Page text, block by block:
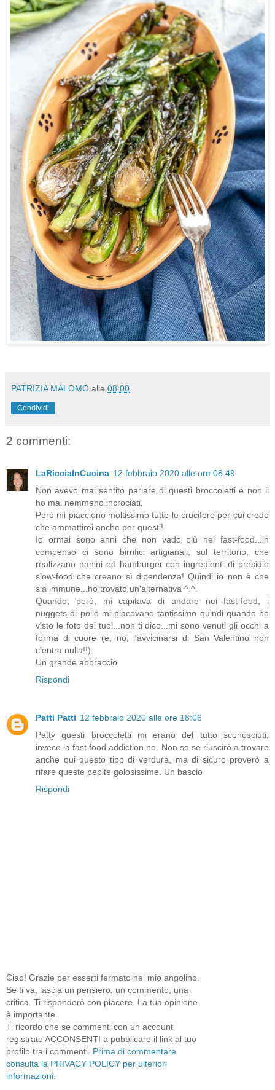
PATRIZIA MALOMO alle 08:00
Condividi
2 commenti:
LaRicciaInCucina 12 febbraio 2020 alle ore 08:49
Non avevo mai sentito parlare di questi broccoletti e non li
ho mai nemmeno incrociati.
Però mi piacciono moltissimo tutte le crucifere per cui credo
che ammattirei anche per questi!
Io ormai sono anni che non vado più nei fast-food...in
compenso ci sono birrifici artigianali, sul territorio, che
realizzano panini ed hamburger con ingredienti di presidio
slow-food che creano sì dipendenza! Quindi io non è che
sia immune...ho trovato un'alternativa ^.^.
Quando, però, mi capitava di andare nei fast-food, i
nuggets di pollo mi piacevano tantissimo quindi quando ho
visto le foto dei tuoi...non ti dico...mi sono venuti gli occhi a
forma di cuore (e, no, l'avvicinarsi di San Valentino non
c'entra nulla!!).
Un grande abbraccio
Rispondi
Patti Patti 12 febbraio 2020 alle ore 18:06
Patty questi broccoletti mi erano del tutto sconosciuti,
invece la fast food addiction no. Non so se riuscirò a trovare
anche qui questo tipo di verdura, ma di sicuro proverò a
rifare queste pepite golosissime. Un bascio
Rispondi
Ciao! Grazie per esserti fermato nel mio angolino.
Se ti va, lascia un pensiero, un commento, una
critica. Ti risponderò con piacere. La tua opinione
è importante.
Ti ricordo che se commenti con un account
registrato ACCONSENTI a pubblicare il link al tuo
profilo tra i commenti. Prima di commentare
consulta la PRIVACY POLICY per ulteriori
informazioni.